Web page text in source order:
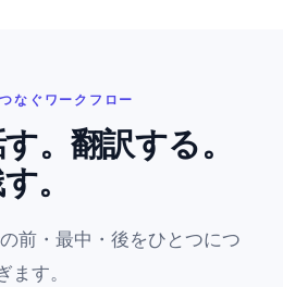
なぐワークフロー
。翻訳する。
。
前・最中・後をひとつにつ
ます。